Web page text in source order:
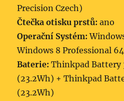
Precision Czech)
Čtečka otisku prstů: ano
Operační Systém:
Windows 8 Professional
Baterie: Thinkpad Battery
(23.2Wh) + Thinkpad
(23.2Wh)